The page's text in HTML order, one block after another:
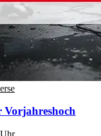
Vorjahreshoch